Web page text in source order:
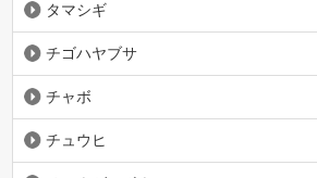
タマシギ
チゴハヤブサ
チャボ
チュウヒ